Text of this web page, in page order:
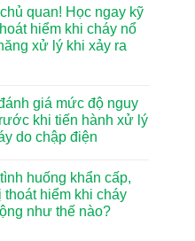
quan! Học ngay kỹ
hiểm khi cháy nổ
xử lý khi xảy ra
giá mức độ nguy
khi tiến hành xử lý
do chập điện
huống khẩn cấp,
thoát hiểm khi cháy
như thế nào?